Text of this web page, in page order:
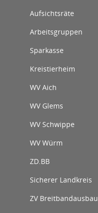
Aufsichtsräte
Arbeitsgruppen
Sparkasse
Kreistierheim
WV Aich
WV Glems
WV Schwippe
WV Würm
ZD.BB
Sicherer Landkreis
ZV Breitbandausbau